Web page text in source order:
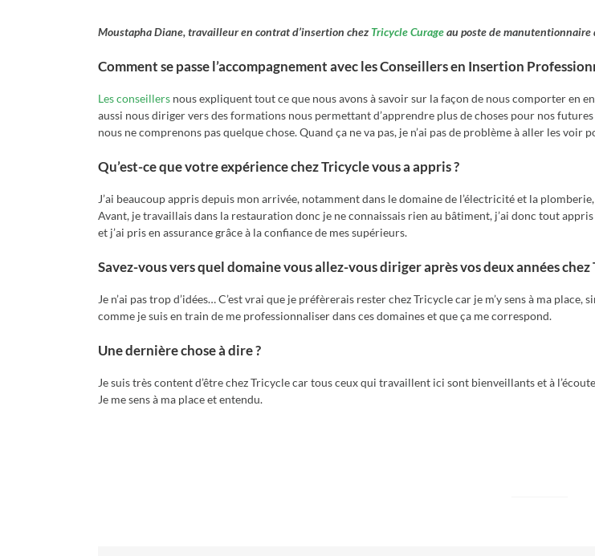
Moustapha Diane, travailleur en contrat d’insertion chez Tricycle Curageau poste de manutentionnaire
Comment se passe l’accompagnement avec les Conseillers en Insertion
Les conseillers nous expliquent tout ce que nous avons à savoir sur la façon de nous comporter en
aussi nous diriger vers des formations nous permettant d’apprendre plus de choses pour nos
nous ne comprenons pas quelque chose. Quand ça ne va pas, je n’ai pas de problème à aller les voir
Qu’est-ce que votre expérience chez Tricycle vous a appris ?
J’ai beaucoup appris depuis mon arrivée, notamment dans le domaine de l’électricité et la
Avant, je travaillais dans la restauration donc je ne connaissais rien au bâtiment, j’ai donc tout appris
et j’ai pris en assurance grâce à la confiance de mes supérieurs.
Savez-vous vers quel domaine vous allez-vous diriger après vos deux années
Je n’ai pas trop d’idées… C’est vrai que je préfèrerais rester chez Tricycle car je m’y sens à ma
comme je suis en train de me professionnaliser dans ces domaines et que ça me correspond.
Une dernière chose à dire ?
Je suis très content d’être chez Tricycle car tous ceux qui travaillent ici sont bienveillants et à
Je me sens à ma place et entendu.